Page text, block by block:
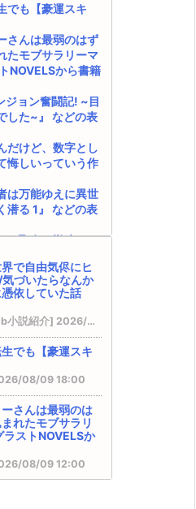
でも【豪運スキ
さんは最弱のはず
たモブサラリーマ
NOVELSから書籍
ジョン奮闘記! ~目
した~』 などの表
だけど、数字とし
悔しいっていう作
は万能ゆえに異世
潜る 1』 などの表
、聖女と勘違いさ
家に拾われ異世界
創造魔法』で最
のご奉仕で凡人の
います~』 などの
金術師 ～日本に
ていましたが、異
はスルーして適当
化決定！
クが追放されて辺
した! 1』 などの表
で自由気侭にヒ
づいたらなんか
依していた話
小説紹介] 2026/08/10 05:43
でも【豪運スキ
08/09 18:00
さんは最弱のは
れたモブサラリ
ラストNOVELSか
08/09 12:00